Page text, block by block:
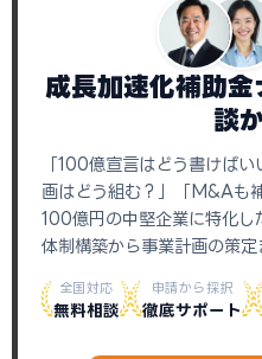
成長加速化補助金
談
「100億宣言はどう書けば
画はどう組む？」「M&Aも
100億円の中堅企業に特化し
体制構築から事業計画の策定
全国対応
無料相談
申請から採択
徹底サポート